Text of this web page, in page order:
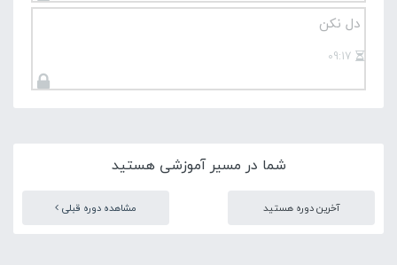
دل نکن
09:17
شما در مسیر آموزشی هستید
آخرین دوره هستید مشاهده دوره قبلی